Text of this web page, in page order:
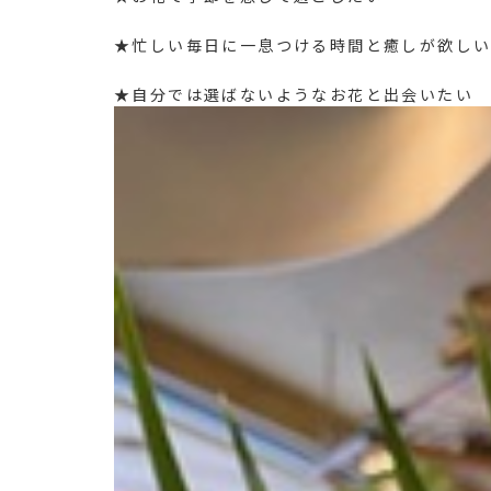
★忙しい毎日に一息つける時間と癒しが欲しい
★自分では選ばないようなお花と出会いたい